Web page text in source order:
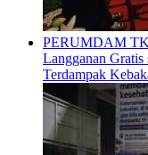
PERUMDAM
Langganan Gratis
Terdampak